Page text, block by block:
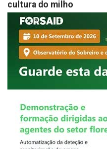
cultura do milho